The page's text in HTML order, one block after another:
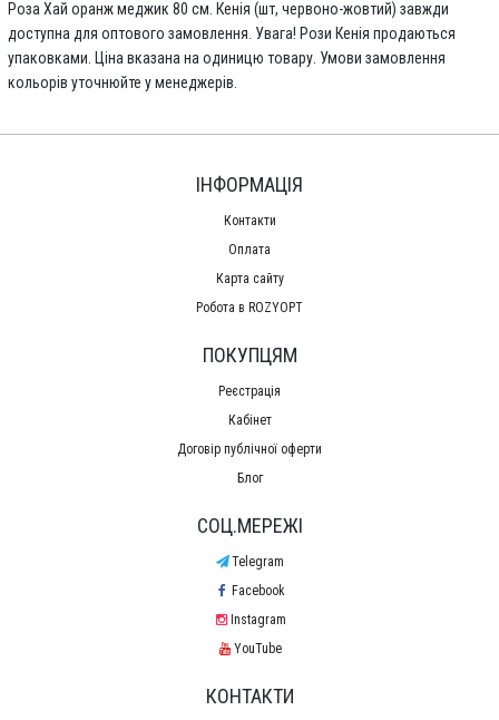
Роза Хай оранж меджик 80 см. Кенія (шт, червоно-жовтий) завжди
доступна для оптового замовлення. Увага! Рози Кенія продаються
упаковками. Ціна вказана на одиницю товару. Умови замовлення
кольорів уточнюйте у менеджерів.
ІНФОРМАЦІЯ
Контакти
Оплата
Карта сайту
Робота в ROZYOPT
ПОКУПЦЯМ
Реєстрація
Кабінет
Договір публічної оферти
Блог
СОЦ.МЕРЕЖІ
Telegram
Facebook
Instagram
YouTube
КОНТАКТИ